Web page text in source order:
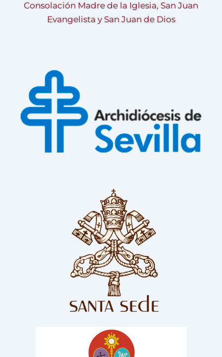
Consolación Madre de la Iglesia, San Juan
Evangelista y San Juan de Dios